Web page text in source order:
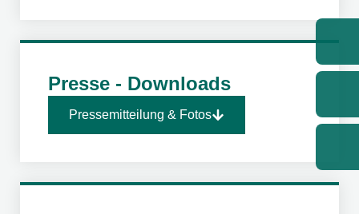
Presse - Downloads
Pressemitteilung & Fotos